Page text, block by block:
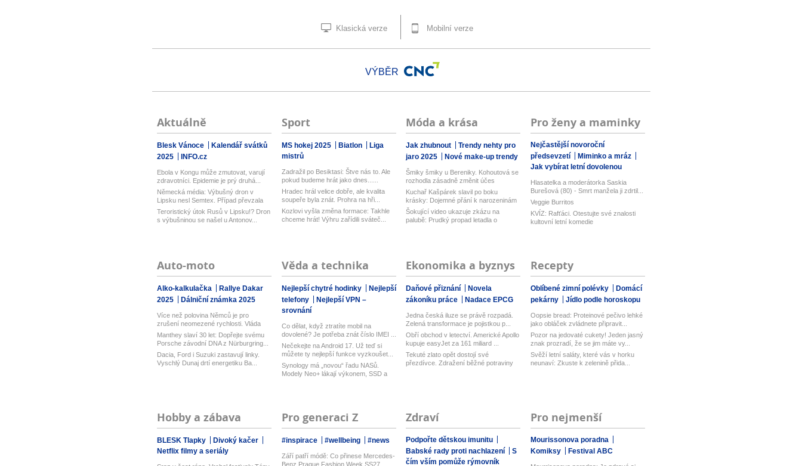
Klasická verze Mobilní verze
VÝBĚR
Aktuálně
Blesk Vánoce
Kalendář svátků
2025
INFO.cz
Ebola v Kongu může zmutovat, varují
zdravotníci. Epidemie je prý druhá...
Německá média: Výbušný dron v
Lipsku nesl Semtex. Případ převzala
spol...
Teroristický útok Rusů v Lipsku!? Dron
s výbušninou se našel u Antonov...
Sport
MS hokej 2025 Biatlon
Liga
mistrů
Zadražil po Besiktasi: Štve nás to. Ale
pokud budeme hrát jako dnes......
Hradec hrál velice dobře, ale kvalita
soupeře byla znát. Prohra na hři...
Kozlovi vyšla změna formace: Takhle
chceme hrát! Výhru zařídili sváteč...
Móda a krása
Jak zhubnout
Trendy nehty pro
jaro 2025
Nové make-up trendy
Šmiky šmiky u Bereniky. Kohoutová se
rozhodla zásadně změnit účes
Kuchař Kašpárek slavil po boku
krásky: Dojemné přání k narozeninám
Šokující video ukazuje zkázu na
palubě: Prudký propad letadla o
Pro ženy a maminky
Nejčastější novoroční
předsevzetí
Miminko a mráz
Jak vybírat letní dovolenou
Hlasatelka a moderátorka Saskia
Burešová (80) - Smrt manžela ji zdrtil...
Veggie Burritos
KVÍZ: Rafťáci. Otestujte své znalosti
kultovní letní komedie
Auto-moto
Alko-kalkulačka
Rallye Dakar
2025
Dálniční známka 2025
Více než polovina Němců je pro
zrušení neomezené rychlosti. Vláda
řekl...
Manthey slaví 30 let: Dopřejte svému
Porsche závodní DNA z Nürburgring...
Dacia, Ford i Suzuki zastavují linky.
Vyschlý Dunaj drtí energetiku Ba...
Věda a technika
Nejlepší chytré hodinky
Nejlepší
telefony
Nejlepší VPN –
srovnání
Co dělat, když ztratíte mobil na
dovolené? Je potřeba znát číslo IMEI ...
Nečekejte na Android 17. Už teď si
můžete ty nejlepší funkce vyzkoušet...
Synology má „novou“ řadu NASů.
Modely Neo+ lákají výkonem, SSD a
Ekonomika a byznys
Daňové přiznání
Novela
zákoníku práce
Nadace EPCG
Jedna česká iluze se právě rozpadá.
Zelená transformace je pojistkou p...
Obří obchod v letectví. Americké Apollo
kupuje easyJet za 161 miliard ...
Tekuté zlato opět dostojí své
přezdívce. Zdražení běžné potraviny
Recepty
Oblíbené zimní polévky
Domácí
pekárny
Jídlo podle horoskopu
Oopsie bread: Proteinové pečivo lehké
jako obláček zvládnete připravit...
Pozor na jedovaté cukety! Jeden jasný
znak prozradí, že se jim máte vy...
Svěží letní saláty, které vás v horku
neunaví: Zkuste k zelenině přida...
Hobby a zábava
BLESK Tlapky
Divoký kačer
Netflix filmy a seriály
Pro generaci Z
#inspirace #wellbeing #news
Září patří módě: Co přinese Mercedes-
Benz Prague Fashion Week SS27
Zdraví
Podpořte dětskou imunitu
Babské rady proti nachlazení
S
čím vším pomůže rýmovník
Pro nejmenší
Mourissonova poradna
Komiksy
Festival ABC